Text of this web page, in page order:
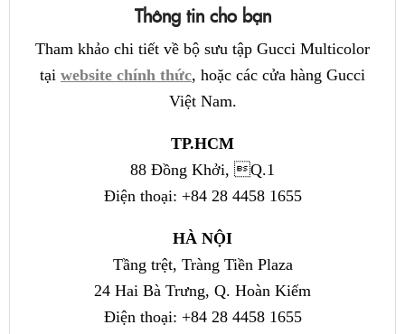
Thông tin cho bạn
Tham khảo chi tiết về bộ sưu tập Gucci Multicolor
tại website chính thức, hoặc các cửa hàng Gucci
Việt Nam.
TP.HCM
88 Đồng Khởi, Q.1
Điện thoại: +84 28 4458 1655
HÀ NỘI
Tầng trệt, Tràng Tiền Plaza
24 Hai Bà Trưng, Q. Hoàn Kiếm
Điện thoại: +84 28 4458 1655